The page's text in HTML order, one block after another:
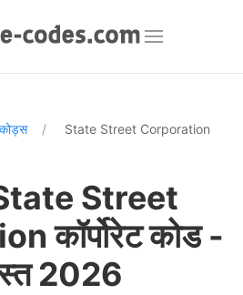
कोड्स State Street Corporation
Street
कॉर्पोरेट कोड -
2026